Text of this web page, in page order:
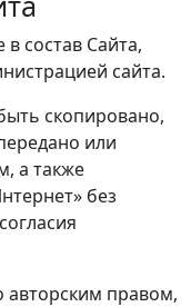
состав Сайта,
сайта.
скопировано,
или
а также
без
правом,